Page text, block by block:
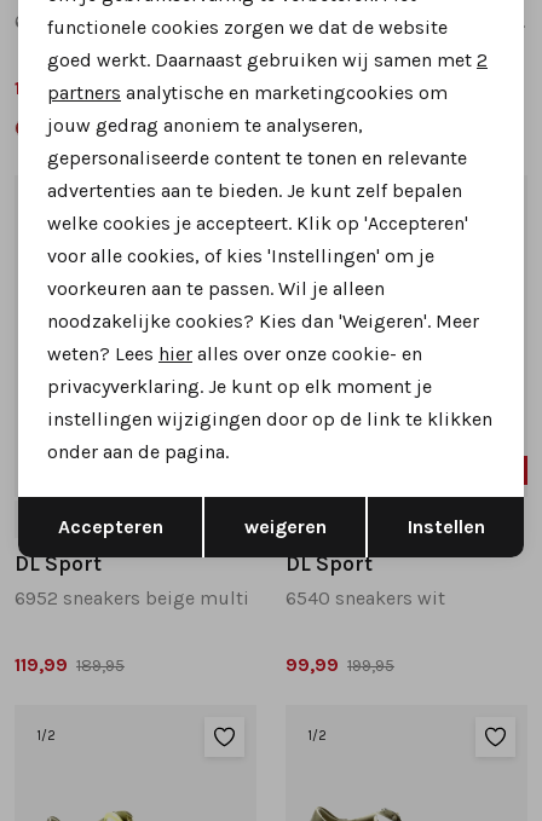
6944 sneakers bruin multi
129,99 199,95
6944 sneakers blauw combinatie
129,99 199,95
39 40
DL Sport
6952 sneakers beige multi
119,99 189,95
38
DL Sport
6540 sneakers wit
99,99 199,95
1 /2 1 /2
Analytische cookies
Marketing cookies
Terug Opslaan
functionele cookies zorgen we dat de website
goed werkt. Daarnaast gebruiken wij samen met 2
partners analytische en marketingcookies om
jouw gedrag anoniem te analyseren,
gepersonaliseerde content te tonen en relevante
advertenties aan te bieden. Je kunt zelf bepalen
welke cookies je accepteert. Klik op 'Accepteren'
voor alle cookies, of kies 'Instellingen' om je
voorkeuren aan te passen. Wil je alleen
noodzakelijke cookies? Kies dan 'Weigeren'. Meer
weten? Lees hier alles over onze cookie- en
privacyverklaring. Je kunt op elk moment je
instellingen wijzigingen door op de link te klikken
onder aan de pagina.
Accepteren weigeren Instellen